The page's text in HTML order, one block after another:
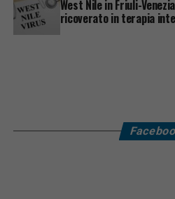
West Nile in Friuli-
ricoverato in terapia